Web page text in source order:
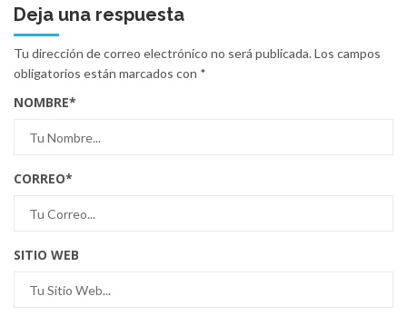
Deja una respuesta
Tu dirección de correo electrónico no será publicada.Los campos
obligatorios están marcados con *
NOMBRE*
CORREO*
SITIO WEB